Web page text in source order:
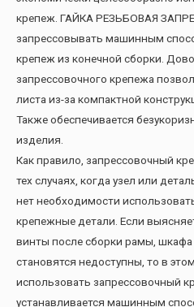
крепеж. ГАЙКА РЕЗЬБОВАЯ
запрессовывать машинным
крепеж из конечной сборки.
запрессовочного крепежа
листа из-за компактной
Также обеспечивается
изделия.
Как правило, запрессовочный
тех случаях, когда узел или
нет необходимости
крепежные детали. Если
винты после сборки рамы, шкафа
становятся недоступны, то в
использовать запрессовочный
устанавливается машинным